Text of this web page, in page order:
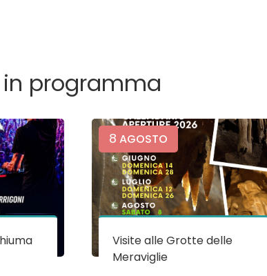
in programma
8 AGOSTO
Visite alle Grotte delle
Meraviglie